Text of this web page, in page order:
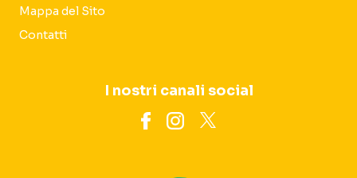
Mappa del Sito
Contatti
I nostri canali social